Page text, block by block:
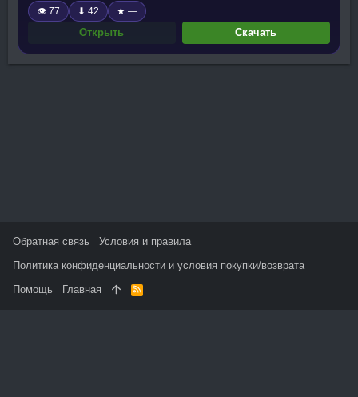
👁 77 ⬇ 42 ★ —
Открыть Скачать
Обратная связь
Условия и правила
Политика конфиденциальности и условия покупки/возврата
Помощь
Главная
R